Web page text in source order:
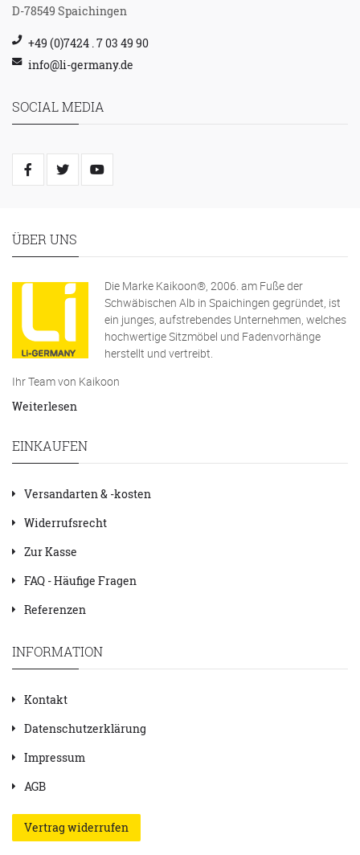
D-78549 Spaichingen
+49 (0)7424 . 7 03 49 90
info@li-germany.de
SOCIAL MEDIA
ÜBER UNS
Die Marke Kaikoon®, 2006. am Fuße der
Schwäbischen Alb in Spaichingen gegründet, ist
ein junges, aufstrebendes Unternehmen, welches
hochwertige Sitzmöbel und Fadenvorhänge
herstellt und vertreibt.
Ihr Team von Kaikoon
Weiterlesen
EINKAUFEN
Versandarten & -kosten
Widerrufsrecht
Zur Kasse
FAQ - Häufige Fragen
Referenzen
INFORMATION
Kontakt
Datenschutzerklärung
Impressum
AGB
Vertrag widerrufen